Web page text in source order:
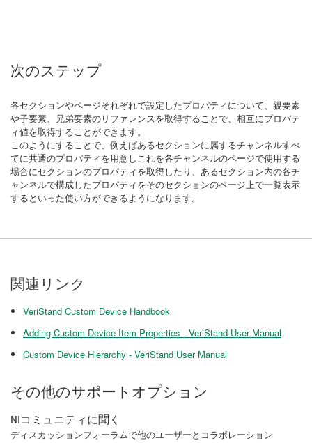
次のステップ
各セクションやページそれぞれで設定したプロパティについて、親要素
や子要素、兄弟要素のリファレンスを取得することで、相互にプロパテ
ィ値を取得することができます。
このようにすることで、例えばあるセクションに属するチャンネルすべ
てに共通のプロパティを用意しこれを各チャンネルのページで使用する
場合にセクションのプロパティを取得したり、あるセクション内の各チ
ャンネルで構成したプロパティをそのセクションのページ上で一覧表示
するといった使い方ができるようになります。
関連リンク
VeriStand Custom Device Handbook
Adding Custom Device Item Properties - VeriStand User Manual
Custom Device Hierarchy - VeriStand User Manual
その他のサポートオプション
NIコミュニティに聞く
ディスカッションフォーラムで他のユーザーとコラボレーション